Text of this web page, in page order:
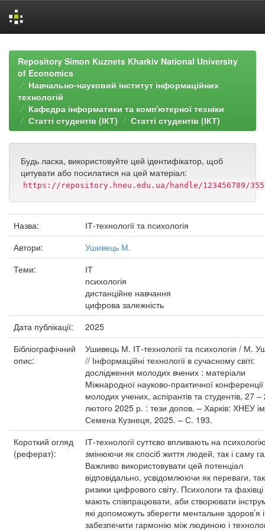
navigationRepository Simon Kuznets Kharkiv National University
of Economics
Навчально-науковий інститут інформаційних
технологій
Кафедра інформатики та комп'ютерної техніки
Статті студентів (ІКТ)
Статті студентів (ІКТ)
Будь ласка, використовуйте цей ідентифікатор, щоб
цитувати або посилатися на цей матеріал:
https://repository.hneu.edu.ua/handle/123456789/
Назва:
ІТ-технології та психологія
Автори:
Ушивець М.
Теми:
ІТ
психологія
дистанційне навчання
цифрова залежність
Дата публікації:
2025
Бібліографічний
опис:
Ушивець М. ІТ-технології та психологія / М.
// Інформаційні технології в сучасному світі:
дослідження молодих вчених : матеріали
Міжнародної науково-практичної конференції
молодих учених, аспірантів та студентів, 27 –
лютого 2025 р. : тези допов. – Харків: ХНЕУ
Семена Кузнеця, 2025. – С. 193.
Короткий огляд
(реферат):
ІТ-технології суттєво впливають на
змінюючи як спосіб життя людей, так і саму
Важливо використовувати цей потенціал
відповідально, усвідомлюючи як переваги, так
ризики цифрового світу. Психологи та фахівці
мають співпрацювати, аби створювати
які допоможуть зберегти ментальне здоров’я і
забезпечити гармонію між людиною і